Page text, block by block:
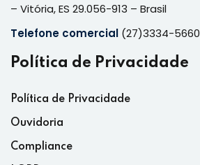
– Vitória, ES 29.056-913 – Brasil
Telefone comercial (27)3334-5660
Política de Privacidade
Política de Privacidade
Ouvidoria
Compliance